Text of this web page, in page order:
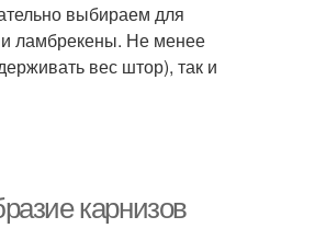
выбираем для
и ламбрекены. Не менее
вес штор), так и
карнизов